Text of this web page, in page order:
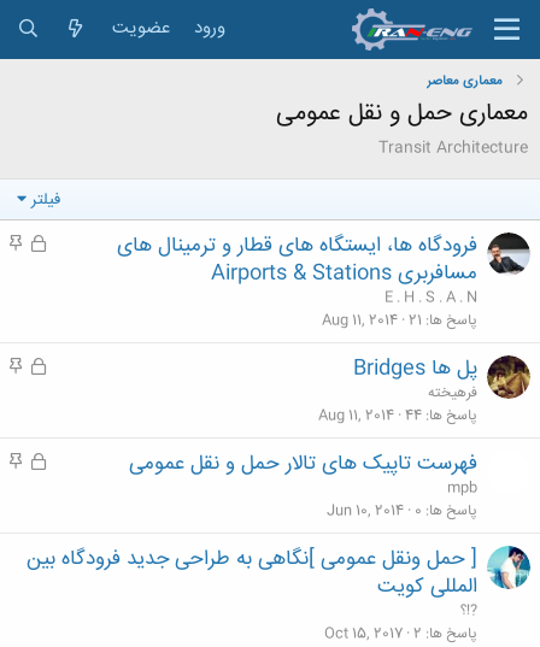
ورود عضویت
معماری معاصر
معماری حمل و نقل عمومی
Transit Architecture
فیلتر
ق
ه
م
فرودگاه ها، ایستگاه های قطار و ترمینال های
مسافربری Airports & Stations
E . H . S . A . N
پاسخ ها 21
Aug 11, 2014
ق
د
م
پل ها Bridges
فرهيخته
پاسخ ها 44
Aug 11, 2014
ق
د
م
فهرست تاپیک های تالار حمل و نقل عمومی
mpb
پاسخ ها 0
Jun 10, 2014
[ حمل ونقل عمومی ]نگاهی به طراحی جدید فرودگاه بین
المللی کویت
?!؟
پاسخ ها 2
Oct 15, 2017